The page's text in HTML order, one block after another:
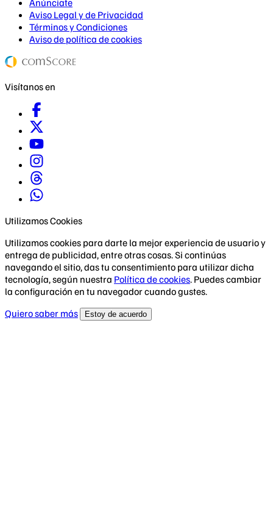
Aviso Legal y de Privacidad
Términos y Condiciones
Aviso de política de cookies
Visítanos en
Utilizamos Cookies
Utilizamos cookies para darte la mejor experiencia de usuario y
entrega de publicidad, entre otras cosas. Si continúas
navegando el sitio, das tu consentimiento para utilizar dicha
tecnología, según nuestra Política de cookies. Puedes cambiar
la configuración en tu navegador cuando gustes.
Quiero saber más
Estoy de acuerdo